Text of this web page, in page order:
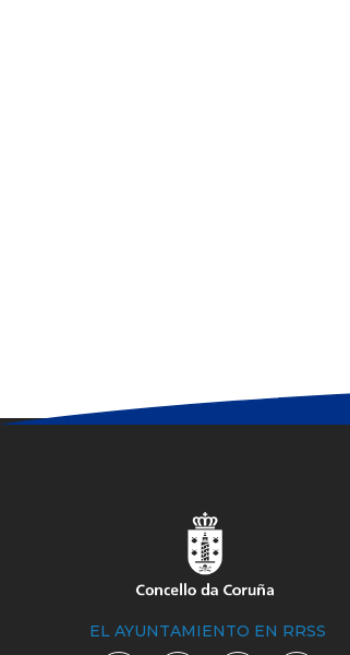
EL AYUNTAMIENTO EN RRSS